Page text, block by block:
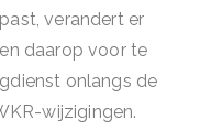
verandert er
daarop voor te
onlangs de
wijzigingen.